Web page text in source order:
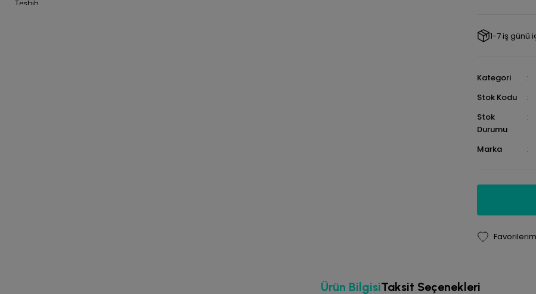
1-7 iş günü
Kategori
Stok Kodu
Stok
Durumu
Marka
Ürün BilgisiTaksit Seçenekleri